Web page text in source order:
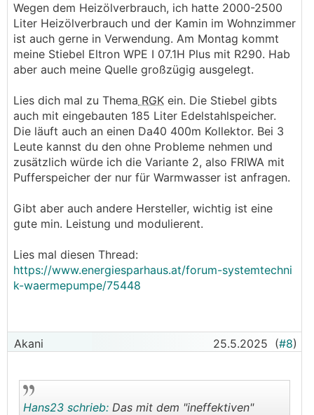
wieder Pufferspeicher, Mischer und generell eine
höhere VLT.
Mach das nicht wenn du es dir aussuchen kannst!
Wegen dem Heizölverbrauch, ich hatte 2000-2500
Liter Heizölverbrauch und der Kamin im Wohnzimmer
ist auch gerne in Verwendung. Am Montag kommt
meine Stiebel Eltron WPE I 07.1H Plus mit R290. Hab
aber auch meine Quelle großzügig ausgelegt.
Lies dich mal zu Thema RGK ein. Die Stiebel gibts
auch mit eingebauten 185 Liter Edelstahlspeicher.
Die läuft auch an einen Da40 400m Kollektor. Bei 3
Leute kannst du den ohne Probleme nehmen und
zusätzlich würde ich die Variante 2, also FRIWA mit
Pufferspeicher der nur für Warmwasser ist anfragen.
Gibt aber auch andere Hersteller, wichtig ist eine
gute min. Leistung und modulierent.
Lies mal diesen Thread:
https://www.energiesparhaus.at/forum-systemtechni
k-waermepumpe/75448
Akani 25.5.2025 (#8)
Hans23 schrieb: Das mit dem "ineffektiven"